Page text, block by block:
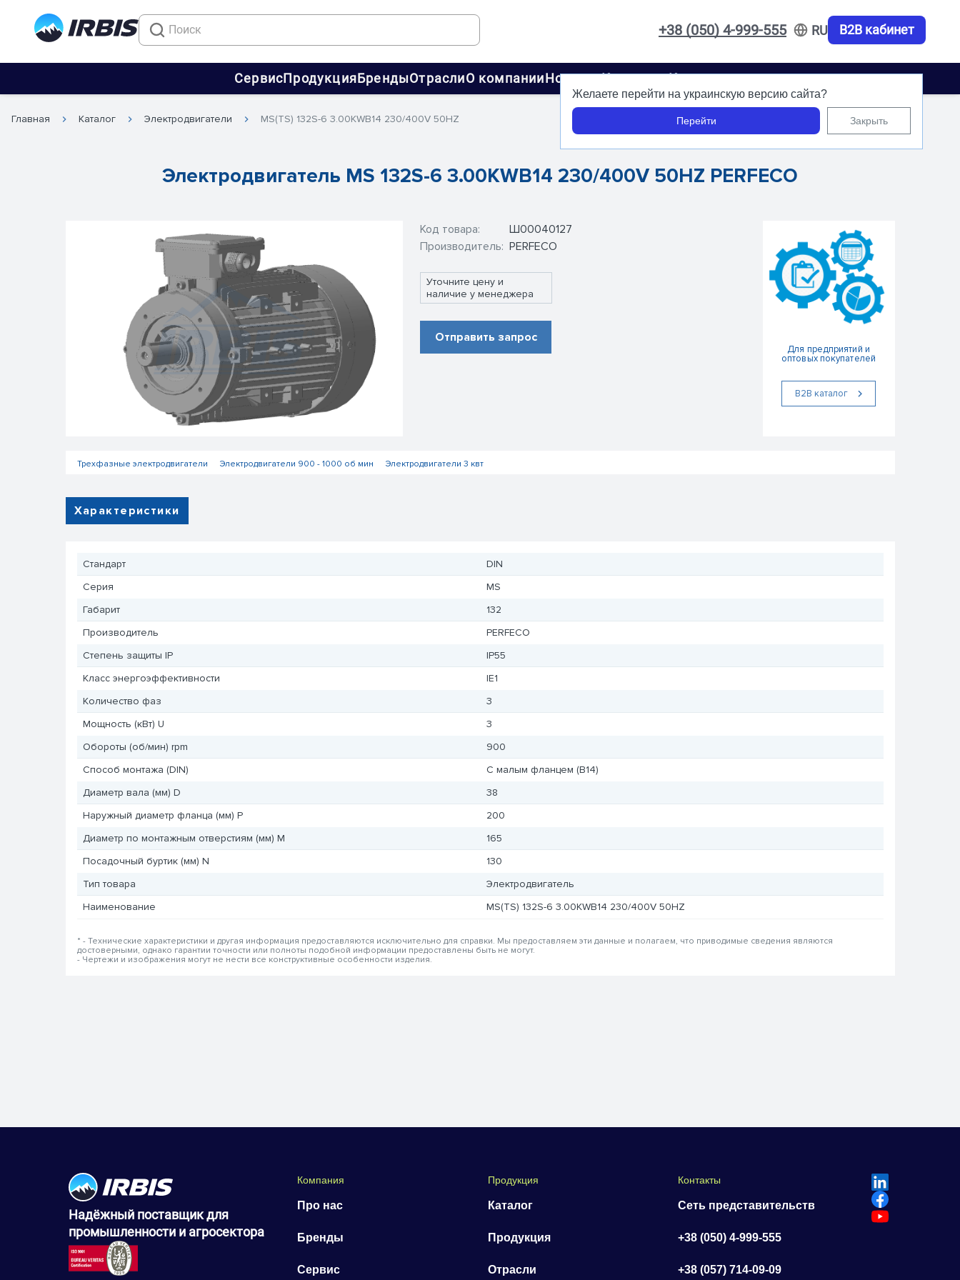
+38 (050) 4-999-555 RU B2B кабинет
СервисПродукцияБрендыОтраслиО компанииНовостиКонтактыКарьера
Желаете перейти на украинскую версию сайта?
Перейти Закрыть
Главная Каталог Электродвигатели MS(TS) 132S-6 3.00KWB14 230/400V 50HZ
Электродвигатель MS 132S-6 3.00KWB14 230/400V 50HZ PERFECO
Код товара:
Производитель:
Ш00040127
PERFECO
Уточните цену и
наличие у менеджера
Отправить запрос
Для предприятий и
оптовых покупателей
В2В каталог
Трехфазные электродвигатели Электродвигатели 900 - 1000 об мин Электродвигатели 3 квт
Характеристики
Стандарт
DIN
Серия
MS
Габарит
132
Производитель
PERFECO
Степень защиты IP
IP55
Класс энергоэффективности
IE1
Количество фаз
3
Мощность (кВт) U
3
Обороты (об/мин) rpm
900
Способ монтажа (DIN)
С малым фланцем (B14)
Диаметр вала (мм) D
38
Наружный диаметр фланца (мм) P
200
Диаметр по монтажным отверстиям (мм) M
165
Посадочный буртик (мм) N
130
Тип товара
Электродвигатель
Наименование
MS(TS) 132S-6 3.00KWB14 230/400V 50HZ
* - Технические характеристики и другая информация предоставляются исключительно для справки. Мы предоставляем эти данные и полагаем, что приводимые сведения являются
достоверными, однако гарантии точности или полноты подобной информации предоставлены быть не могут.
- Чертежи и изображения могут не нести все конструктивные особенности изделия.
Надёжный поставщик для
промышленности и агросектора
Компания
Про нас
Бренды
Сервис
Продукция
Каталог
Продукция
Отрасли
Контакты
Сеть представительств
+38 (050) 4-999-555
+38 (057) 714-09-09